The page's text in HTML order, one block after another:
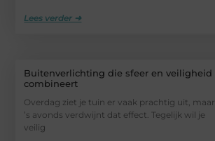
Lees verder ➜
Buitenverlichting die sfeer en veiligheid
combineert
Overdag ziet je tuin er vaak prachtig uit, maar
’s avonds verdwijnt dat effect. Tegelijk wil je
veilig